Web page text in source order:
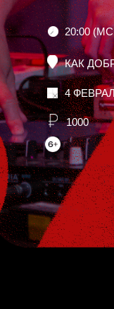
4
20:00
КАК
1000